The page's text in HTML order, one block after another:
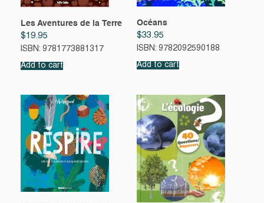
Les Aventures de la Terre
$19.95
ISBN: 9781773881317
Add to cart
Océans
$33.95
ISBN: 9782092590188
Add to cart